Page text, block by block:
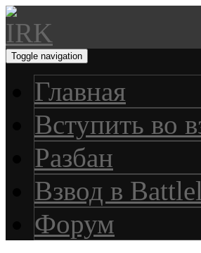
Toggle navigation
Главная
Вступить во
Разбан
Взвод в
Форум